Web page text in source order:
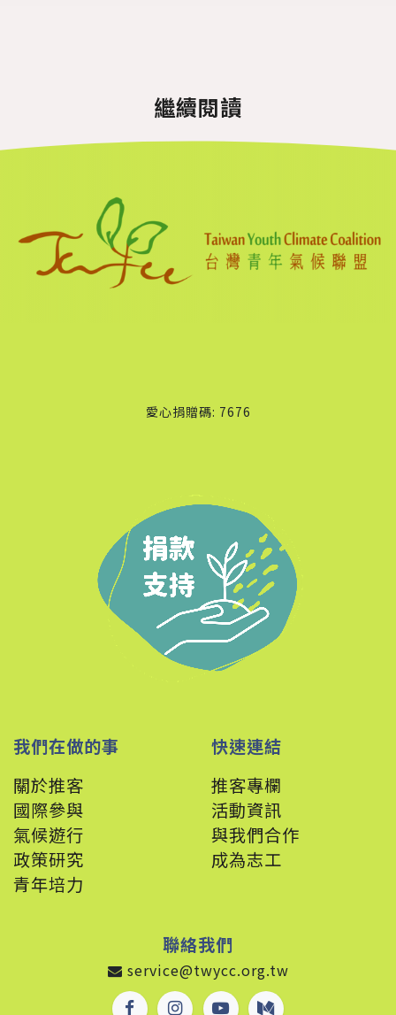
繼續閱讀
愛心捐贈碼: 7676
我們在做的事
關於推客
國際參與
氣候遊行
政策研究
青年培力
快速連結
推客專欄
活動資訊
與我們合作
成為志工
聯絡我們
service@twycc.org.tw